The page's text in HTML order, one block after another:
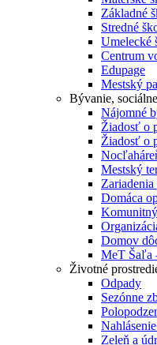
Základné
Stredné
Umelecké
Centrum
Edupage
Mestský
Bývanie,
Nájomné
Žiadosť o
Žiadosť o
Mestský
Domáca
Domov
MeT Šaľa
Životné
Odpady
Sezónne
Zeleň a